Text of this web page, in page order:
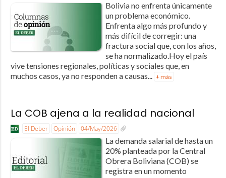
Bolivia no enfrenta únicamente
un problema económico.
Enfrenta algo más profundo y
más difícil de corregir: una
fractura social que, con los años,
se ha normalizado.Hoy el país
vive tensiones regionales, políticas y sociales que, en
muchos casos, ya no responden a causas... + más
La COB ajena a la realidad nacional
El Deber Opinión 04/May/2026
La demanda salarial de hasta un
20% planteada por la Central
Obrera Boliviana (COB) se
registra en un momento